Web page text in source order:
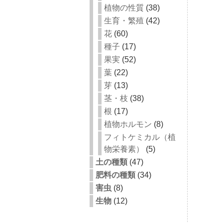
植物の性質 (38)
生育・繁殖 (42)
花 (60)
種子 (17)
果実 (52)
葉 (22)
芽 (13)
茎・枝 (38)
根 (17)
植物ホルモン (8)
フィトケミカル（植
物栄養素）
(5)
土の種類 (47)
肥料の種類 (34)
害虫 (8)
生物 (12)